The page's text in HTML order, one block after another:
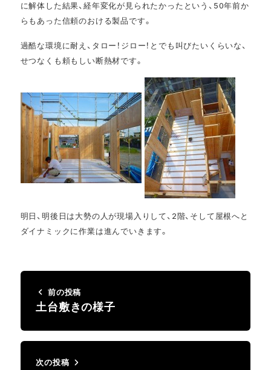
に解体した結果、経年変化が見られたかったという、50年前か
らもあった信頼のおける製品です。
過酷な環境に耐え、タロー！ジロー！とでも叫びたいくらいな、
せつなくも頼もしい断熱材です。
明日、明後日は大勢の人が現場入りして、2階、そして屋根へと
ダイナミックに作業は進んでいきます。
前の投稿
土台敷きの様子
次の投稿